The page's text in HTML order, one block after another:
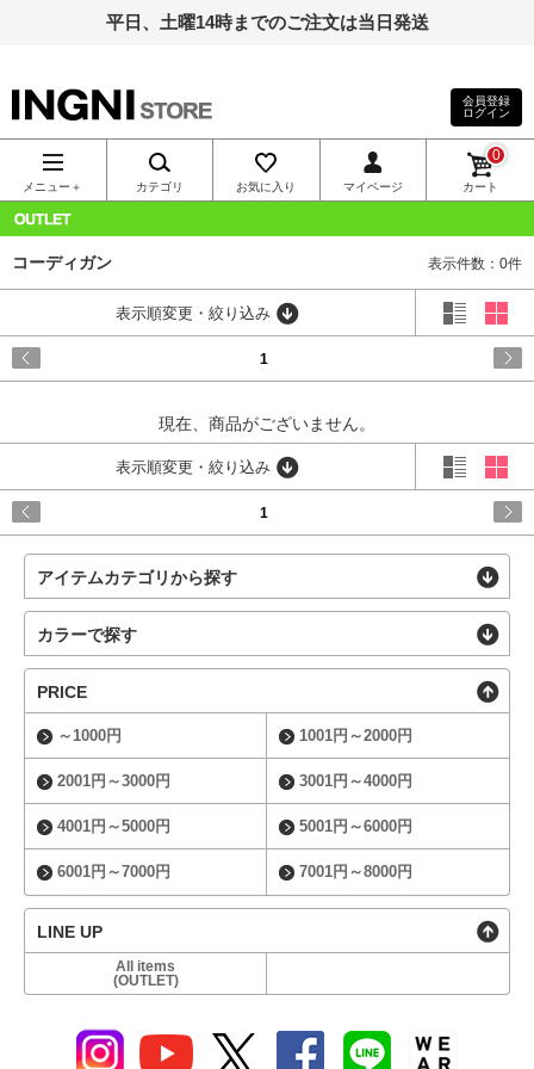
平日、土曜14時までのご注文は当日発送
INGNI（イン
グ）公式通
販｜INGNI
STORE
会員登録
ログイン
メニュー＋ カテゴリ お気に入り マイページ カート
0
コーディガン 表示件数：0件
表示順変更・絞り込み
1
現在、商品がございません。
表示順変更・絞り込み
1
アイテムカテゴリから探す
カラーで探す
PRICE
～1000円 1001円～2000円
2001円～3000円 3001円～4000円
4001円～5000円 5001円～6000円
6001円～7000円 7001円～8000円
LINE UP
All items
(OUTLET)